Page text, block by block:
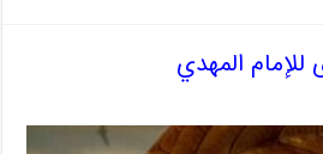
للإمام المهدي